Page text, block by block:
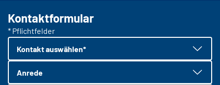
Kontaktformular
* Pflichtfelder
Kontakt auswählen*
Anrede